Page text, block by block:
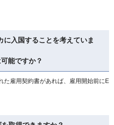
入国することを考えていま
能ですか？
た雇用契約書があれば、雇用開始前にE